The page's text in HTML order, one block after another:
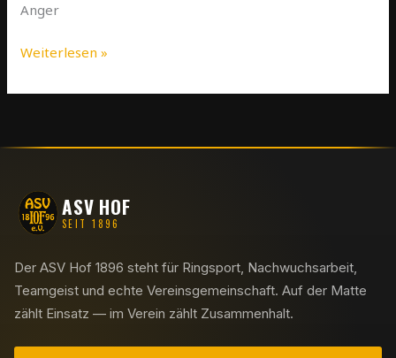
Anger
Weiterlesen »
ASV HOF
SEIT 1896
Der ASV Hof 1896 steht für Ringsport, Nachwuchsarbeit,
Teamgeist und echte Vereinsgemeinschaft. Auf der Matte
zählt Einsatz — im Verein zählt Zusammenhalt.